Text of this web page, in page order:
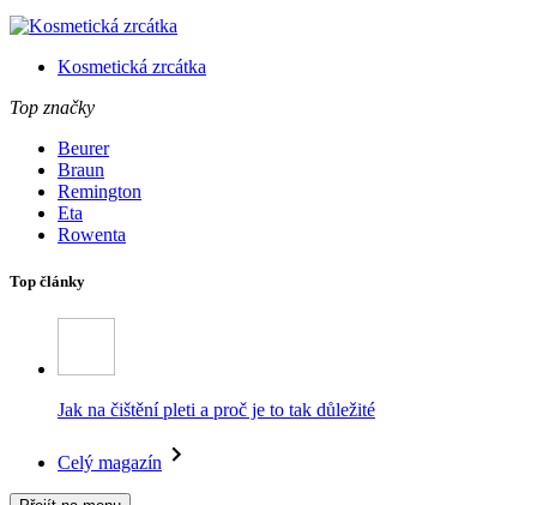
Kosmetická zrcátka
Top značky
Beurer
Braun
Remington
Eta
Rowenta
Top články
Jak na čištění pleti a proč je to tak důležité
Celý magazín